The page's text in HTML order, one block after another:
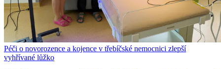
Péči o novorozence a kojence v třebíčské nemocnici zlepší
vyhřívané lůžko